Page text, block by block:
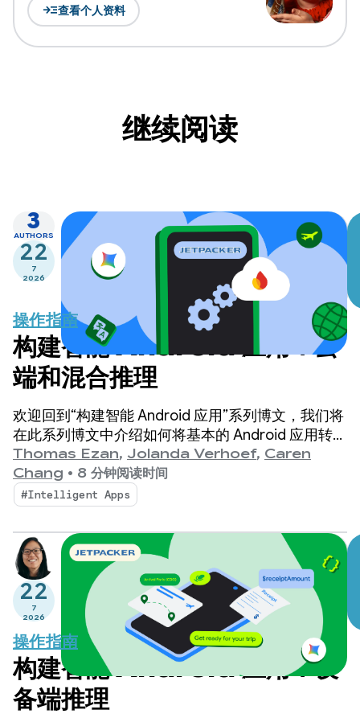
read_more查看个人资料
继续阅读
3
AUTHORS
22
7
2026
操作指南
构建智能 Android 应用：云
端和混合推理
欢迎回到“构建智能 Android 应用”系列博文，我们将
在此系列博文中介绍如何将基本的 Android 应用转变
为个性化、智能化的智能体体验。
Thomas Ezan, Jolanda Verhoef, Caren
Chang • 8 分钟阅读时间
#Intelligent Apps
22
7
2026
操作指南
构建智能 Android 应用：设
备端推理